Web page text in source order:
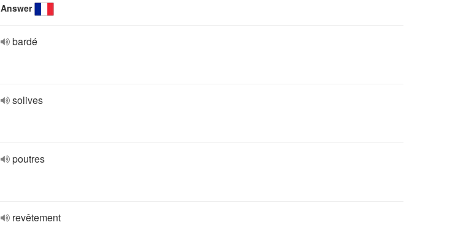
Answer
bardé
solives
poutres
revêtement